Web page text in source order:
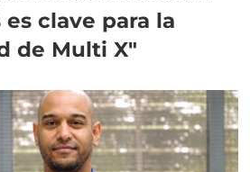
clave para la
de Multi X"